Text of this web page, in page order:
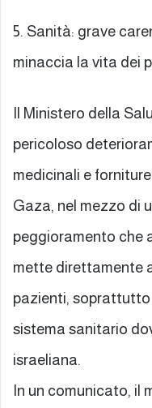
5. Sanità: grave
minaccia la vita dei
Il Ministero della
pericoloso
medicinali e
Gaza, nel mezzo di
peggioramento che
mette direttamente
pazienti, soprattutto
sistema sanitario
israeliana.
In un comunicato, il